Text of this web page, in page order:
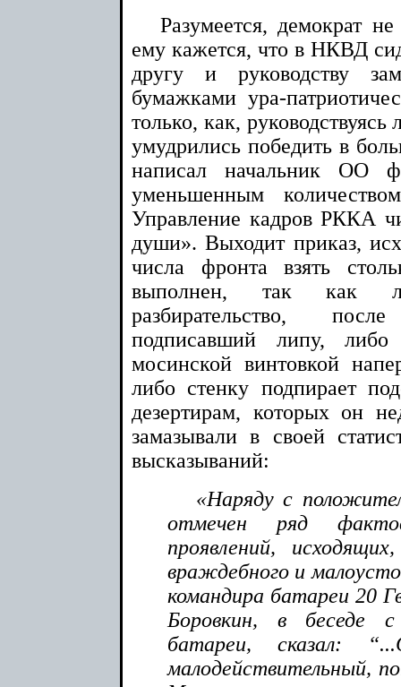
Разумеется, демократ
ему кажется, что в НКВД
другу и руководству
бумажками ура-
только, как,
умудрились победить в
написал начальник ОО
уменьшенным
Управление кадров РККА
души». Выходит приказ,
числа фронта взять
выполнен, так как
разбирательство,
подписавший липу,
мосинской винтовкой
либо стенку подпирает
дезертирам, которых он
замазывали в своей
высказываний:
«Наряду с
отмечен ряд
проявлений,
враждебного и
командира батареи 20
Боровкин, в беседе
батареи, сказал:
малодействительный,